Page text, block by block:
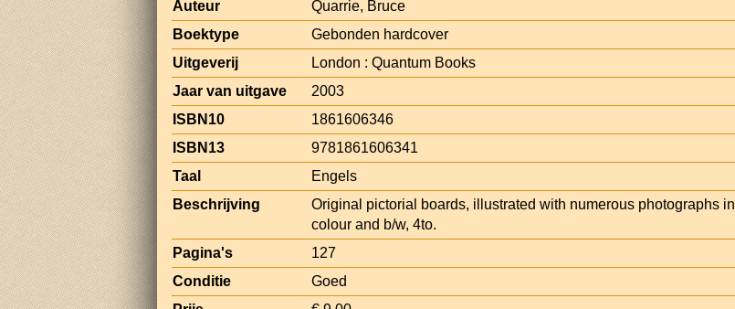
Auteur
Quarrie, Bruce
Boektype
Gebonden hardcover
Uitgeverij
London : Quantum Books
Jaar van uitgave
2003
ISBN10
1861606346
ISBN13
9781861606341
Taal
Engels
Beschrijving
Original pictorial boards, illustrated with numerous photographs in
colour and b/w, 4to.
Pagina's
127
Conditie
Goed